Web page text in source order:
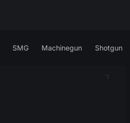
SMG Machinegun Shotgun